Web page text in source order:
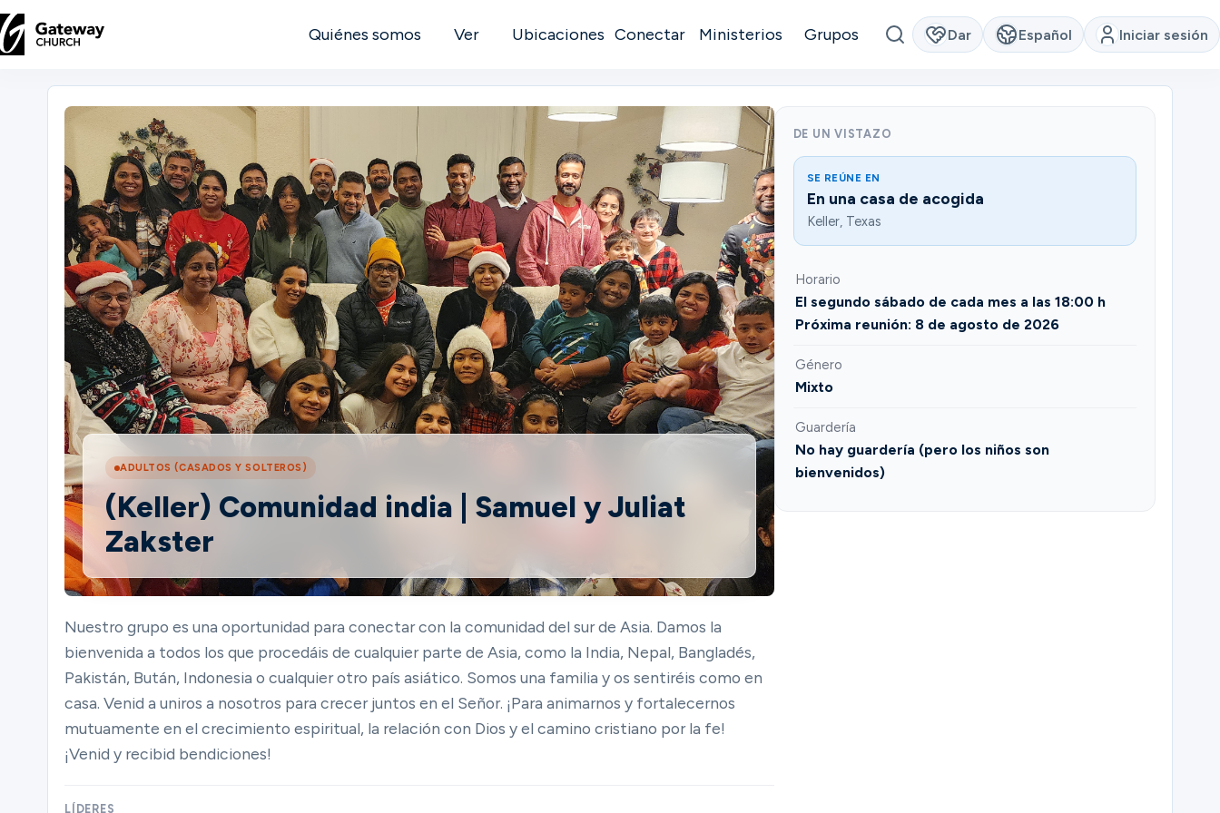
Quiénes somos Ver Ubicaciones Conectar Ministerios Grupos Dar Español Iniciar sesión
DESCUBRE
somos
Ubicaciones
Conectar
Ministerios
Grupos
Buscar
Español
ADULTOS (CASADOS Y SOLTEROS)
(Keller) Comunidad india | Samuel y Juliat
Zakster
Nuestro grupo es una oportunidad para conectar con la comunidad del sur de Asia. Damos la
bienvenida a todos los que procedáis de cualquier parte de Asia, como la India, Nepal, Bangladés,
Pakistán, Bután, Indonesia o cualquier otro país asiático. Somos una familia y os sentiréis como en
casa. Venid a uniros a nosotros para crecer juntos en el Señor. ¡Para animarnos y fortalecernos
mutuamente en el crecimiento espiritual, la relación con Dios y el camino cristiano por la fe!
¡Venid y recibid bendiciones!
LÍDERES
DE UN VISTAZO
SE REÚNE EN
En una casa de acogida
Keller, Texas
Horario
El segundo sábado de cada mes a las 18:00 h
Próxima reunión: 8 de agosto de 2026
Género
Mixto
Guardería
No hay guardería (pero los niños son
bienvenidos)